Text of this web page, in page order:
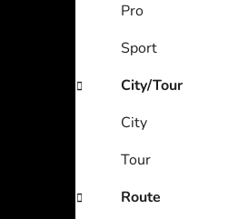
Pro
Sport
City/Tour
City
Tour
Route